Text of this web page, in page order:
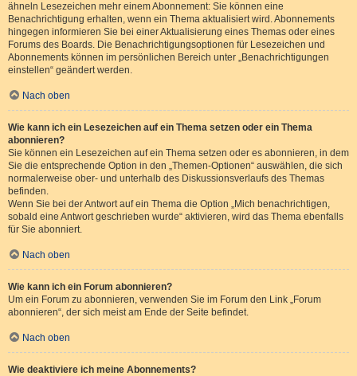
ähneln Lesezeichen mehr einem Abonnement: Sie können eine
Benachrichtigung erhalten, wenn ein Thema aktualisiert wird. Abonnements
hingegen informieren Sie bei einer Aktualisierung eines Themas oder eines
Forums des Boards. Die Benachrichtigungsoptionen für Lesezeichen und
Abonnements können im persönlichen Bereich unter „Benachrichtigungen
einstellen“ geändert werden.
Nach oben
Wie kann ich ein Lesezeichen auf ein Thema setzen oder ein Thema
abonnieren?
Sie können ein Lesezeichen auf ein Thema setzen oder es abonnieren, in dem
Sie die entsprechende Option in den „Themen-Optionen“ auswählen, die sich
normalerweise ober- und unterhalb des Diskussionsverlaufs des Themas
befinden.
Wenn Sie bei der Antwort auf ein Thema die Option „Mich benachrichtigen,
sobald eine Antwort geschrieben wurde“ aktivieren, wird das Thema ebenfalls
für Sie abonniert.
Nach oben
Wie kann ich ein Forum abonnieren?
Um ein Forum zu abonnieren, verwenden Sie im Forum den Link „Forum
abonnieren“, der sich meist am Ende der Seite befindet.
Nach oben
Wie deaktiviere ich meine Abonnements?